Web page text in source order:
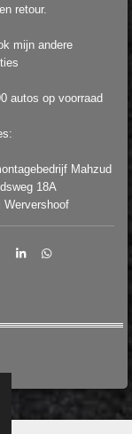
retour.
mijn andere
autos op voorraad
Mahzud
18A
Wervershoof
S
D